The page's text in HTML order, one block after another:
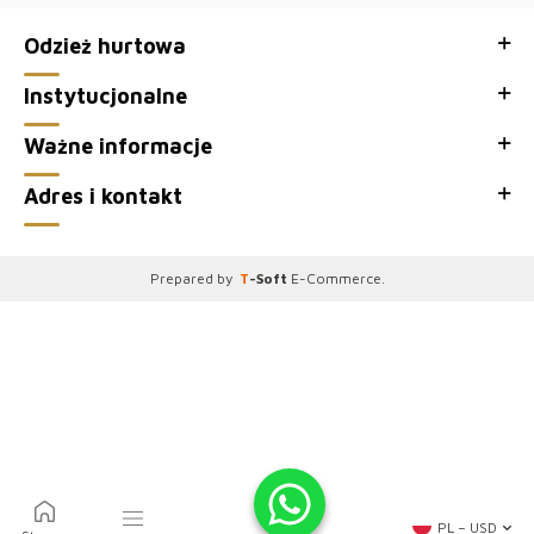
PL − USD
Naszekolekcjesązgodne z najnowszymitrendami, cosprawia,
żeciesząsiędużąpopularnościąwśródpolskichklientek. Wybierając nas,
stawiasznaniezawodność i satysfakcję.
●Dziękujemy za odwiedzenie naszego sklepu hurtowego z odzieżą
damską, witryny sprzedaży hurtowej Kazee Official.
Odzież hurtowa
Instytucjonalne
Ważne informacje
Adres i kontakt
Prepared by T-Soft E-Commerce.